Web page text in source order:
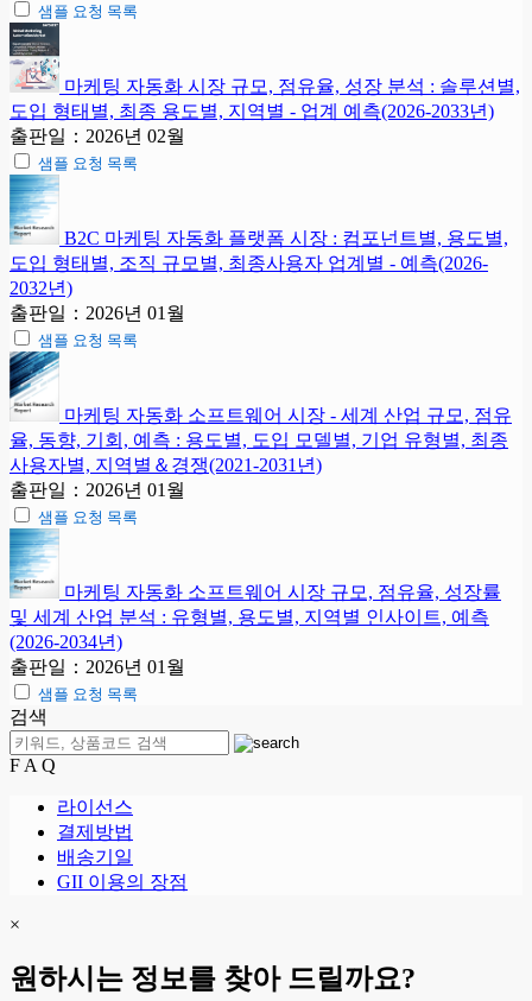
샘플 요청 목록
마케팅 자동화 시장 규모, 점유율, 성장 분석 : 솔루션별,
도입 형태별, 최종 용도별, 지역별 - 업계 예측(2026-2033년)
출판일：2026년 02월
샘플 요청 목록
B2C 마케팅 자동화 플랫폼 시장 : 컴포넌트별, 용도별,
도입 형태별, 조직 규모별, 최종사용자 업계별 - 예측(2026-
2032년)
출판일：2026년 01월
샘플 요청 목록
마케팅 자동화 소프트웨어 시장 - 세계 산업 규모, 점유
율, 동향, 기회, 예측 : 용도별, 도입 모델별, 기업 유형별, 최종
사용자별, 지역별＆경쟁(2021-2031년)
출판일：2026년 01월
샘플 요청 목록
마케팅 자동화 소프트웨어 시장 규모, 점유율, 성장률
및 세계 산업 분석 : 유형별, 용도별, 지역별 인사이트, 예측
(2026-2034년)
출판일：2026년 01월
샘플 요청 목록
검색
F A Q
라이선스
결제방법
배송기일
GII 이용의 장점
×
원하시는 정보를 찾아 드릴까요?